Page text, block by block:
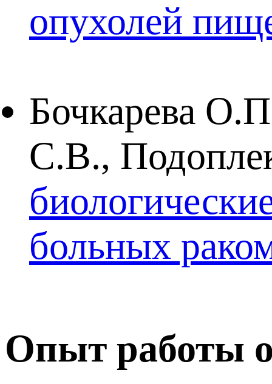
опухолей
Бочкарева
С.В.,
больных
Опыт работы